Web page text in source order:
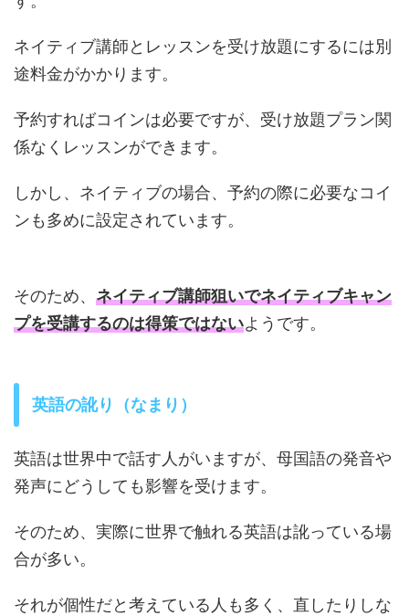
ネイティブ講師とレッスンを受け放題にするには別
途料金がかかります。
予約すればコインは必要ですが、受け放題プラン関
係なくレッスンができます。
しかし、ネイティブの場合、予約の際に必要なコイ
ンも多めに設定されています。
そのため、 ネイティブ講師狙いでネイティブキャン
プを受講するのは得策ではないようです。
英語の訛り（なまり）
英語は世界中で話す人がいますが、母国語の発音や
発声にどうしても影響を受けます。
そのため、実際に世界で触れる英語は訛っている場
合が多い。
それが個性だと考えている人も多く、直したりしな